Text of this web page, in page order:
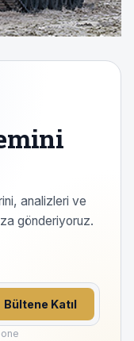
analizleri ve
gönderiyoruz.
Bültene Katıl